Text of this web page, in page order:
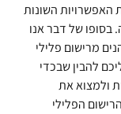
האפשרויות השונות
של דבר אנו
מרישום פלילי
להבין שבכדי
ולמצוא את
הפלילי